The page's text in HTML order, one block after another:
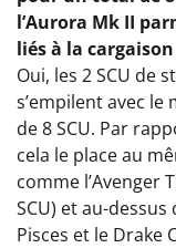
l’Aurora Mk II
liés à la cargaison
Oui, les 2 SCU de
s’empilent avec
de 8 SCU. Par
cela le place au
comme l’Avenger
SCU) et au-dessus
Pisces et le Drake